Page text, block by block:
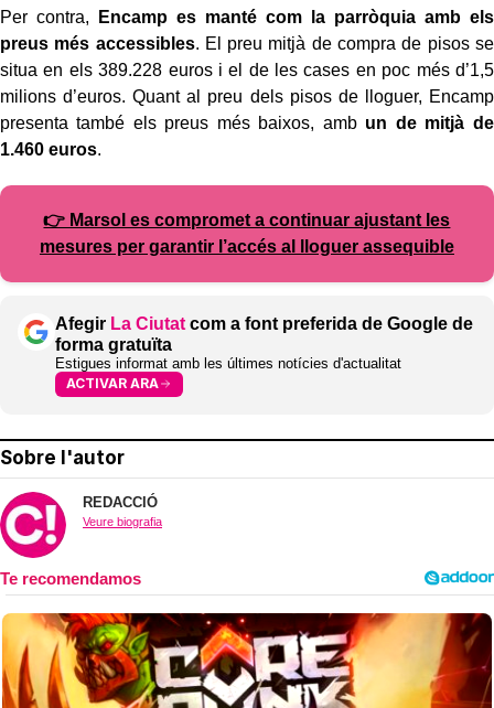
Per contra,
Encamp es manté com la parròquia amb els
preus més accessibles. El preu mitjà de compra de pisos se
situa en els 389.228 euros i el de les cases en poc més d’1,5
milions d’euros. Quant al preu dels pisos de lloguer, Encamp
presenta també els preus més baixos, amb un de mitjà de
1.460 euros.
👉 Marsol es compromet a continuar ajustant les
mesures per garantir l’accés al lloguer assequible
Afegir La Ciutat com a font preferida de Google de
forma gratuïta
Estigues informat amb les últimes notícies d'actualitat
ACTIVAR ARA
Sobre l'autor
REDACCIÓ
Veure biografia